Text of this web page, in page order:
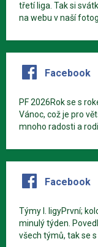
třetí liga. Tak si
na webu v naší
Facebook
PF 2026Rok se s
Vánoc, což je pro
mnoho radosti a
Facebook
Týmy I. ligyPrvní;
minulý týden.
všech týmů, tak se s